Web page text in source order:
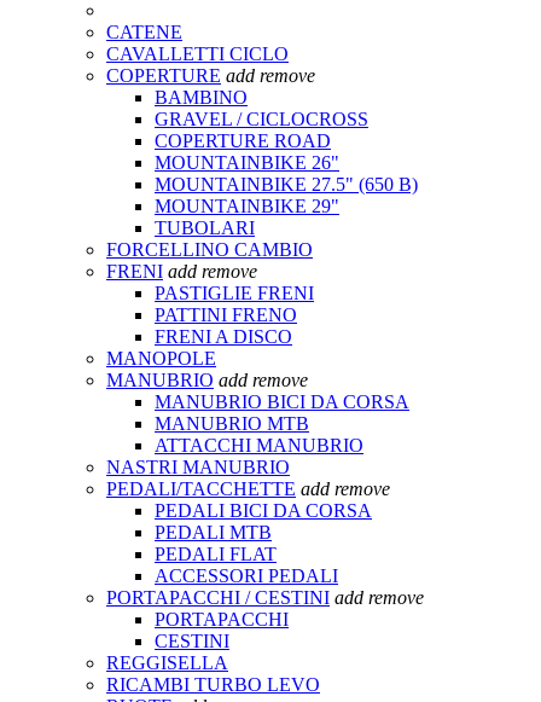
CATENE
CAVALLETTI CICLO
COPERTURE add remove
BAMBINO
GRAVEL / CICLOCROSS
COPERTURE ROAD
MOUNTAINBIKE 26"
MOUNTAINBIKE 27.5" (650 B)
MOUNTAINBIKE 29"
TUBOLARI
FORCELLINO CAMBIO
FRENI add remove
PASTIGLIE FRENI
PATTINI FRENO
FRENI A DISCO
MANOPOLE
MANUBRIO add remove
MANUBRIO BICI DA CORSA
MANUBRIO MTB
ATTACCHI MANUBRIO
NASTRI MANUBRIO
PEDALI/TACCHETTE add remove
PEDALI BICI DA CORSA
PEDALI MTB
PEDALI FLAT
ACCESSORI PEDALI
PORTAPACCHI / CESTINI add remove
PORTAPACCHI
CESTINI
REGGISELLA
RICAMBI TURBO LEVO